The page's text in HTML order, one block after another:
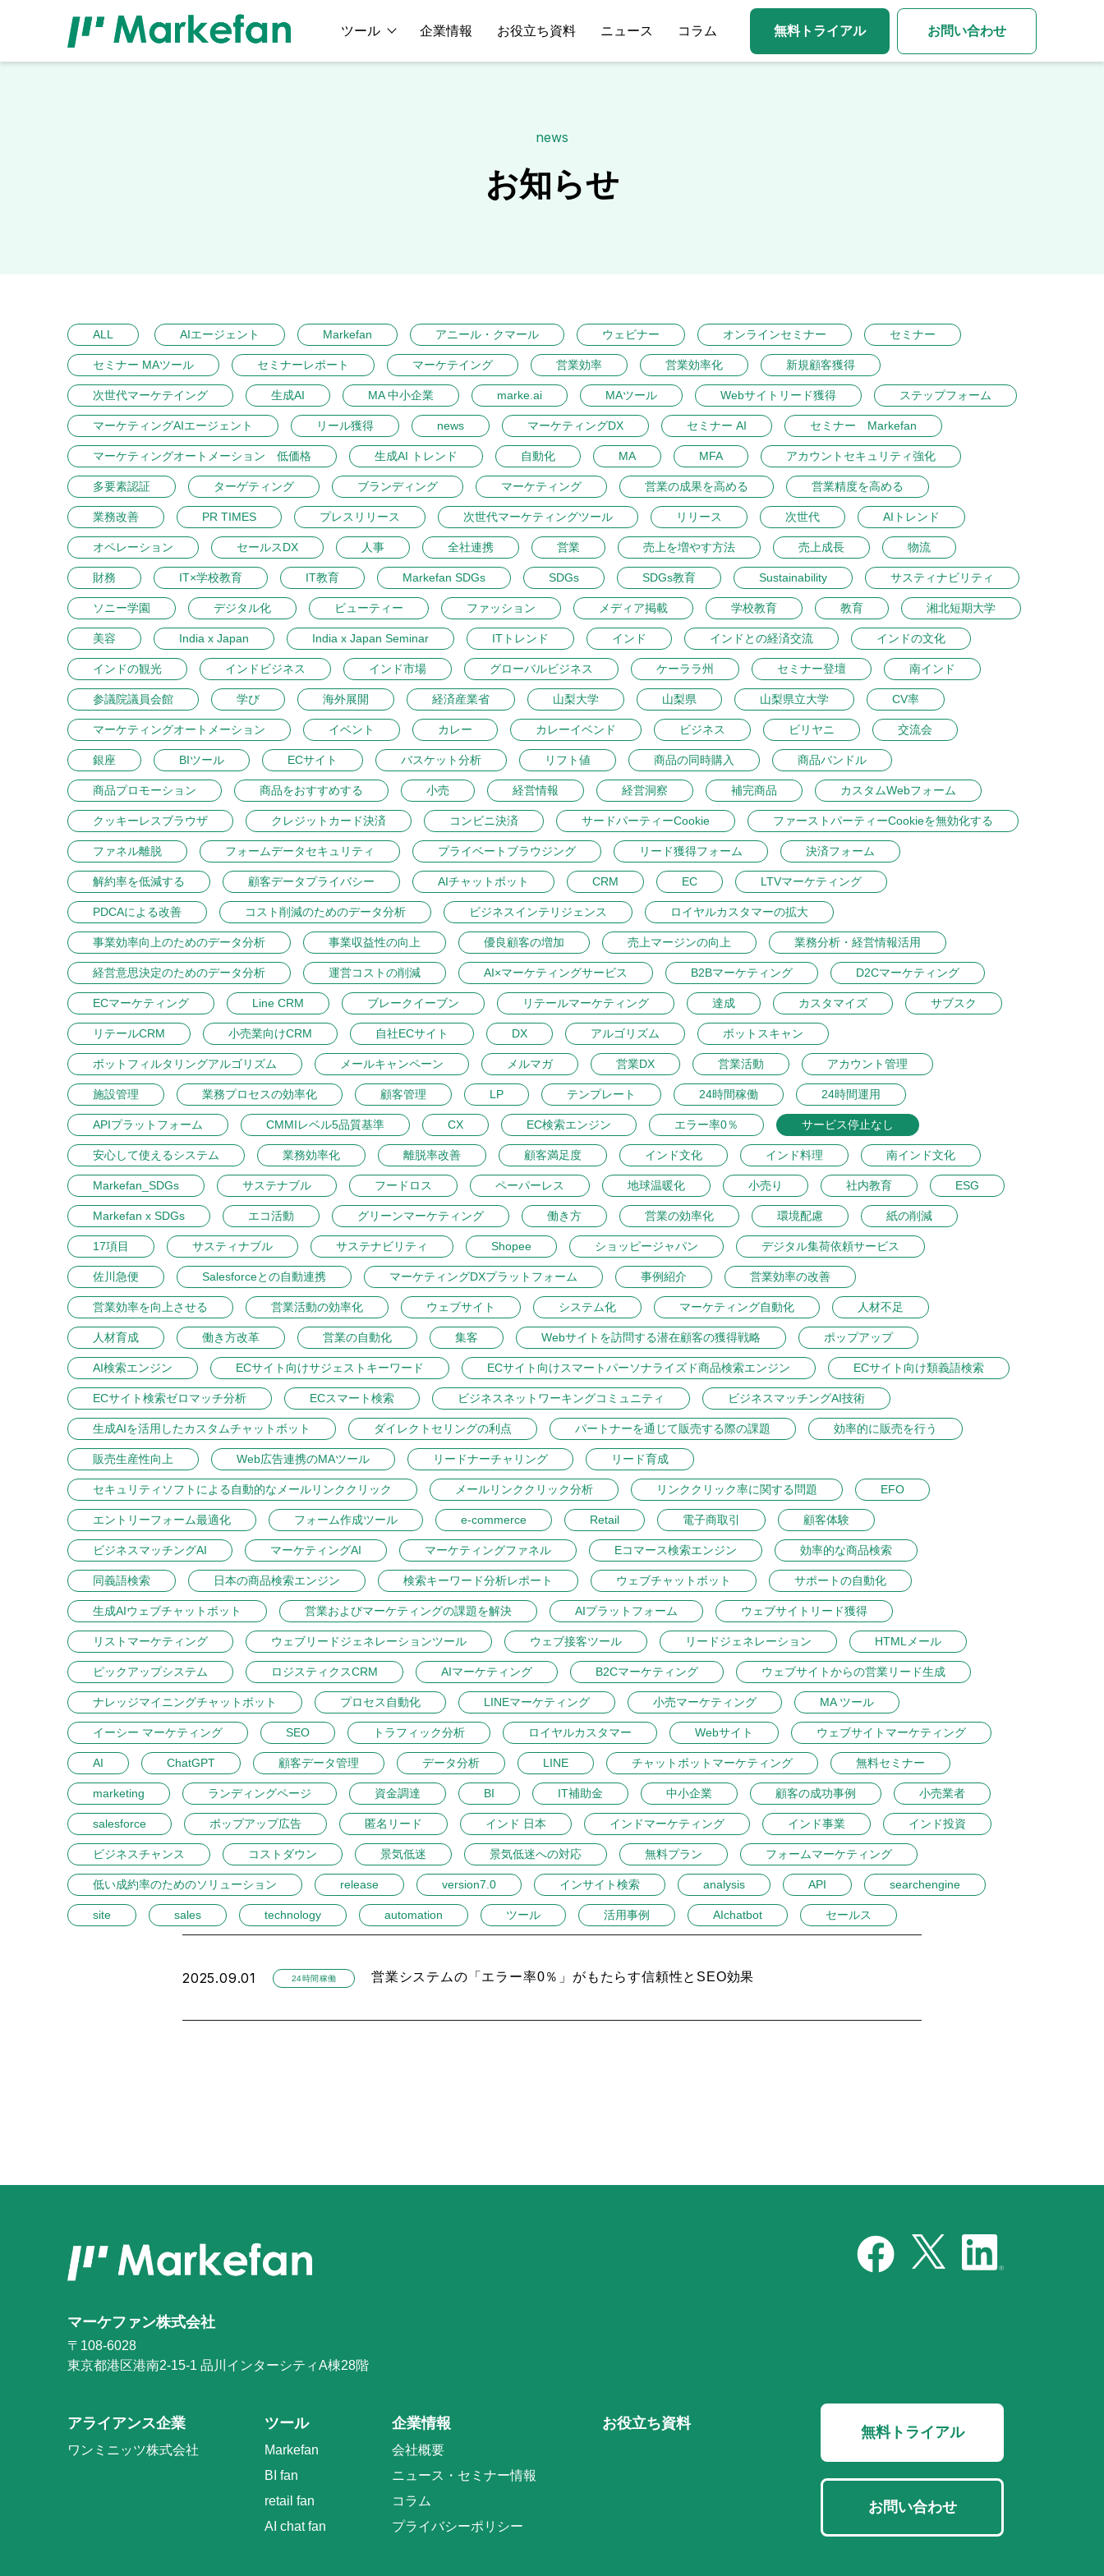
ツール 企業情報 お役立ち資料 ニュース コラム 無料トライアル お問い合わせ
news
お知らせ
ALL AIエージェント Markefan アニール・クマール ウェビナー オンラインセミナー セミナー
セミナー MAツール セミナーレポート マーケテイング 営業効率 営業効率化 新規顧客獲得
次世代マーケテイング 生成AI MA 中小企業 marke.ai MAツール Webサイトリード獲得 ステップフォーム
マーケティングAIエージェント リール獲得 news マーケティングDX セミナー AI セミナー Markefan
マーケティングオートメーション 低価格 生成AI トレンド 自動化 MA MFA アカウントセキュリティ強化
多要素認証 ターゲティング ブランディング マーケティング 営業の成果を高める 営業精度を高める
業務改善 PR TIMES プレスリリース 次世代マーケティングツール リリース 次世代 AIトレンド
オペレーション セールスDX 人事 全社連携 営業 売上を増やす方法 売上成長 物流
財務 IT×学校教育 IT教育 Markefan SDGs SDGs SDGs教育 Sustainability サスティナビリティ
ソニー学園 デジタル化 ビューティー ファッション メディア掲載 学校教育 教育 湘北短期大学
美容 India x Japan India x Japan Seminar ITトレンド インド インドとの経済交流 インドの文化
インドの観光 インドビジネス インド市場 グローバルビジネス ケーララ州 セミナー登壇 南インド
参議院議員会館 学び 海外展開 経済産業省 山梨大学 山梨県 山梨県立大学 CV率
マーケティングオートメーション イベント カレー カレーイベンド ビジネス ビリヤニ 交流会
銀座 BIツール ECサイト バスケット分析 リフト値 商品の同時購入 商品バンドル
商品プロモーション 商品をおすすめする 小売 経営情報 経営洞察 補完商品 カスタムWebフォーム
クッキーレスブラウザ クレジットカード決済 コンビニ決済 サードパーティーCookie ファーストパーティーCookieを無効化する
ファネル離脱 フォームデータセキュリティ プライベートブラウジング リード獲得フォーム 決済フォーム
解約率を低減する 顧客データプライバシー AIチャットボット CRM EC LTVマーケティング
PDCAによる改善 コスト削減のためのデータ分析 ビジネスインテリジェンス ロイヤルカスタマーの拡大
事業効率向上のためのデータ分析 事業収益性の向上 優良顧客の増加 売上マージンの向上 業務分析・経営情報活用
経営意思決定のためのデータ分析 運営コストの削減 AI×マーケティングサービス B2Bマーケティング D2Cマーケティング
ECマーケティング Line CRM ブレークイーブン リテールマーケティング 達成 カスタマイズ サブスク
リテールCRM 小売業向けCRM 自社ECサイト DX アルゴリズム ボットスキャン
ボットフィルタリングアルゴリズム メールキャンペーン メルマガ 営業DX 営業活動 アカウント管理
施設管理 業務プロセスの効率化 顧客管理 LP テンプレート 24時間稼働 24時間運用
APIプラットフォーム CMMIレベル5品質基準 CX EC検索エンジン エラー率0％ サービス停止なし
安心して使えるシステム 業務効率化 離脱率改善 顧客満足度 インド文化 インド料理 南インド文化
Markefan_SDGs サステナブル フードロス ペーパーレス 地球温暖化 小売り 社内教育 ESG
Markefan x SDGs エコ活動 グリーンマーケティング 働き方 営業の効率化 環境配慮 紙の削減
17項目 サスティナブル サステナビリティ Shopee ショッピージャパン デジタル集荷依頼サービス
佐川急便 Salesforceとの自動連携 マーケティングDXプラットフォーム 事例紹介 営業効率の改善
営業効率を向上させる 営業活動の効率化 ウェブサイト システム化 マーケティング自動化 人材不足
人材育成 働き方改革 営業の自動化 集客 Webサイトを訪問する潜在顧客の獲得戦略 ポップアップ
AI検索エンジン ECサイト向けサジェストキーワード ECサイト向けスマートパーソナライズド商品検索エンジン ECサイト向け類義語検索
ECサイト検索ゼロマッチ分析 ECスマート検索 ビジネスネットワーキングコミュニティ ビジネスマッチングAI技術
生成AIを活用したカスタムチャットボット ダイレクトセリングの利点 パートナーを通じて販売する際の課題 効率的に販売を行う
販売生産性向上 Web広告連携のMAツール リードナーチャリング リード育成
セキュリティソフトによる自動的なメールリンククリック メールリンククリック分析 リンククリック率に関する問題 EFO
エントリーフォーム最適化 フォーム作成ツール e-commerce Retail 電子商取引 顧客体験
ビジネスマッチングAI マーケティングAI マーケティングファネル Eコマース検索エンジン 効率的な商品検索
同義語検索 日本の商品検索エンジン 検索キーワード分析レポート ウェブチャットボット サポートの自動化
生成AIウェブチャットボット 営業およびマーケティングの課題を解決 AIプラットフォーム ウェブサイトリード獲得
リストマーケティング ウェブリードジェネレーションツール ウェブ接客ツール リードジェネレーション HTMLメール
ピックアップシステム ロジスティクスCRM AIマーケティング B2Cマーケティング ウェブサイトからの営業リード生成
ナレッジマイニングチャットボット プロセス自動化 LINEマーケティング 小売マーケティング MA ツール
イーシー マーケティング SEO トラフィック分析 ロイヤルカスタマー Webサイト ウェブサイトマーケティング
AI ChatGPT 顧客データ管理 データ分析 LINE チャットボットマーケティング 無料セミナー
marketing ランディングページ 資金調達 BI IT補助金 中小企業 顧客の成功事例 小売業者
salesforce ポップアップ広告 匿名リード インド 日本 インドマーケティング インド事業 インド投資
ビジネスチャンス コストダウン 景気低迷 景気低迷への対応 無料プラン フォームマーケティング
低い成約率のためのソリューション release version7.0 インサイト検索 analysis API searchengine
site sales technology automation ツール 活用事例 AIchatbot セールス
2025.09.01 24時間稼働 営業システムの「エラー率0％」がもたらす信頼性とSEO効果
マーケファン株式会社
〒108-6028
東京都港区港南2-15-1 品川インターシティA棟28階
アライアンス企業
ワンミニッツ株式会社
ツール
Markefan
BI fan
retail fan
AI chat fan
企業情報
会社概要
ニュース・セミナー情報
コラム
プライバシーポリシー
お役立ち資料
無料トライアル
お問い合わせ